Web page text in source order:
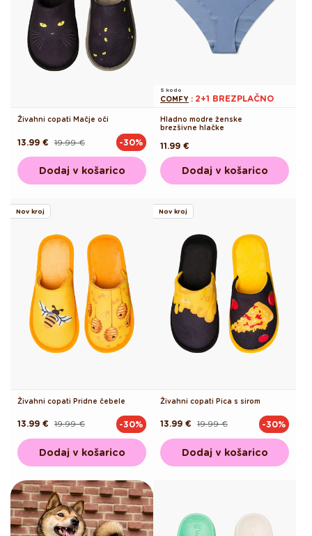
Živahni copati Mačje oči
Redna
19.99 €
Akcijska
13.99 € -30%
Dodaj v košarico
S kodo
COMFY : 2+1 BREZPLAČNO
Hladno modre ženske
brezšivne hlačke
Redna
cena
11.99 €
Dodaj v košarico
Nov kroj
Živahni copati Pridne čebele
Redna
19.99 €
Akcijska
13.99 € -30%
Dodaj v košarico
Nov kroj
Živahni copati Pica s sirom
Redna
19.99 €
Akcijska
13.99 € -30%
Dodaj v košarico